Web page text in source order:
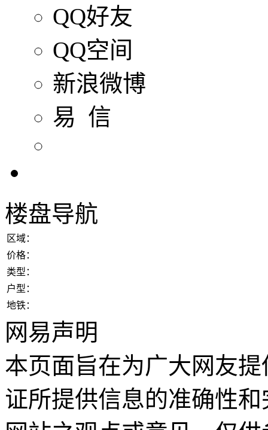
QQ好友
QQ空间
新浪微博
易 信
楼盘导航
区域：
价格：
类型：
户型：
地铁：
网易声明
本页面旨在为广大网友
证所提供信息的准确性